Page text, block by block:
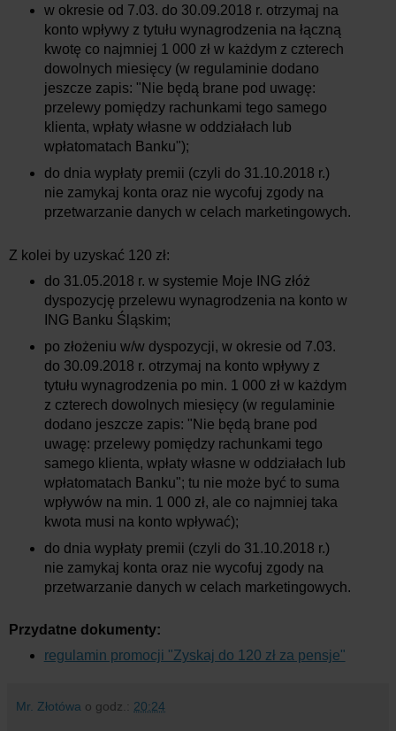
w okresie od 7.03. do 30.09.2018 r. otrzymaj na
konto wpływy z tytułu wynagrodzenia na łączną
kwotę co najmniej 1 000 zł w każdym z czterech
dowolnych miesięcy (w regulaminie dodano
jeszcze zapis: "Nie będą brane pod uwagę:
przelewy pomiędzy rachunkami tego samego
klienta, wpłaty własne w oddziałach lub
wpłatomatach Banku");
do dnia wypłaty premii (czyli do 31.10.2018 r.)
nie zamykaj konta oraz nie wycofuj zgody na
przetwarzanie danych w celach marketingowych.
Z kolei by uzyskać 120 zł:
do 31.05.2018 r. w systemie Moje ING złóż
dyspozycję przelewu wynagrodzenia na konto w
ING Banku Śląskim;
po złożeniu w/w dyspozycji, w okresie od 7.03.
do 30.09.2018 r. otrzymaj na konto wpływy z
tytułu wynagrodzenia po min. 1 000 zł w każdym
z czterech dowolnych miesięcy (w regulaminie
dodano jeszcze zapis: "Nie będą brane pod
uwagę: przelewy pomiędzy rachunkami tego
samego klienta, wpłaty własne w oddziałach lub
wpłatomatach Banku"; tu nie może być to suma
wpływów na min. 1 000 zł, ale co najmniej taka
kwota musi na konto wpływać);
do dnia wypłaty premii (czyli do 31.10.2018 r.)
nie zamykaj konta oraz nie wycofuj zgody na
przetwarzanie danych w celach marketingowych.
Przydatne dokumenty:
regulamin promocji "Zyskaj do 120 zł za pensje"
Mr. Złotówa o godz.: 20:24